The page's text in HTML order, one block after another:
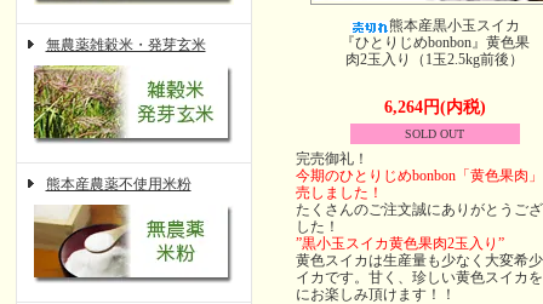
無農薬雑穀米・発芽玄米
熊本産農薬不使用米粉
熊本産黒小玉スイカ
『ひとりじめbonbon』黄色果
肉2玉入り（1玉2.5kg前後）
6,264円(内税)
SOLD OUT
完売御礼！
今期のひとりじめbonbon「黄色果肉
売しました！
たくさんのご注文誠にありがとうご
した！
”黒小玉スイカ黄色果肉2玉入り”
黄色スイカは生産量も少なく大変希
イカです。甘く、珍しい黄色スイカ
にお楽しみ頂けます！！